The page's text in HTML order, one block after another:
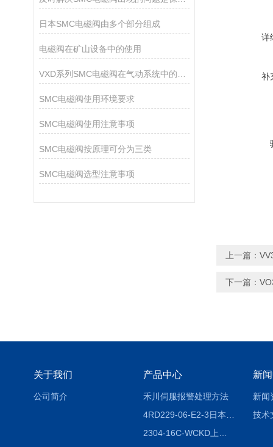
日本SMC电磁阀由多个部分组成
电磁阀在矿山设备中的使用
SMC电磁阀使用环境要求
SMC电磁阀使用注意事项
SMC电磁阀按原理可分为三类
SMC电磁阀选型注意事项
详
补
上一篇：
下一篇：
关于我们
公司简介
产品中心
禾川伺服报警处理方法
新
新闻
技术